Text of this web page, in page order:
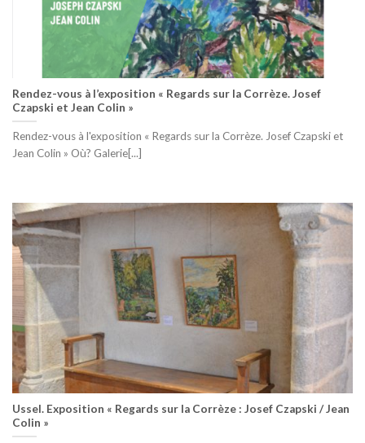
Rendez-vous à l’exposition « Regards sur la Corrèze. Josef
Czapski et Jean Colin »
Rendez-vous à l'exposition « Regards sur la Corrèze. Josef Czapski et
Jean Colin » Où? Galerie[...]
Ussel. Exposition « Regards sur la Corrèze : Josef Czapski / Jean
Colin »